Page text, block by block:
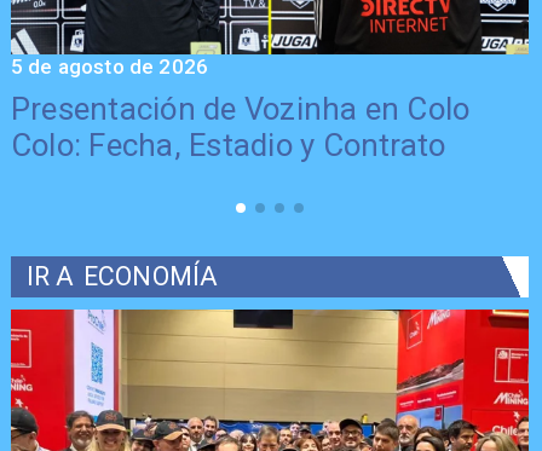
Presentación de Vozinha en Colo
Colo: Fecha, Estadio y Contrato
5 de agosto de 2026
IR A ECONOMÍA